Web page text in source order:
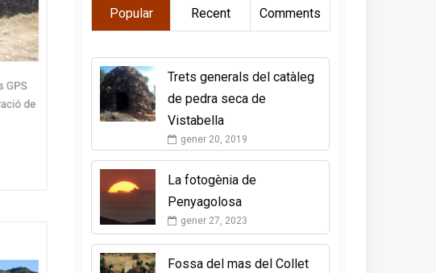
Popular Recent Comments
Trets generals del catàleg
de pedra seca de
Vistabella
gener 20, 2019
La fotogènia de
Penyagolosa
gener 27, 2023
Fossa del mas del Collet